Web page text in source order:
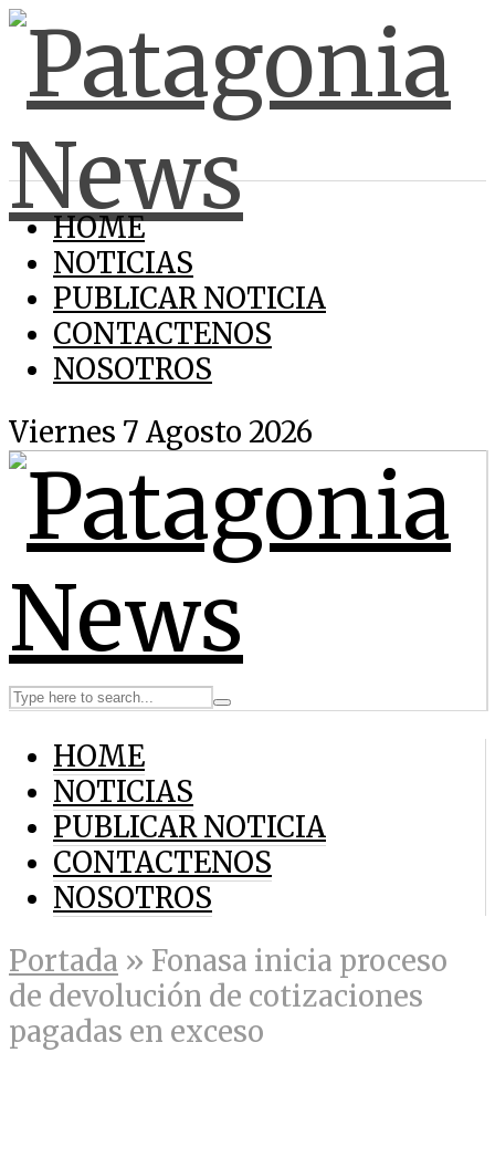
HOME
NOTICIAS
PUBLICAR NOTICIA
CONTACTENOS
NOSOTROS
Viernes 7 Agosto 2026
HOME
NOTICIAS
PUBLICAR NOTICIA
CONTACTENOS
NOSOTROS
Portada » Fonasa inicia proceso
de devolución de cotizaciones
pagadas en exceso